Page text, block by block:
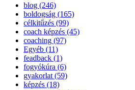
blog (246)
boldogság (165)
célkitűzés (99)
coach képzés (45)
coaching (97)
Egyéb (11)
feadback (1)
fogyókúra (6)
gyakorlat (59)
képzés (18)